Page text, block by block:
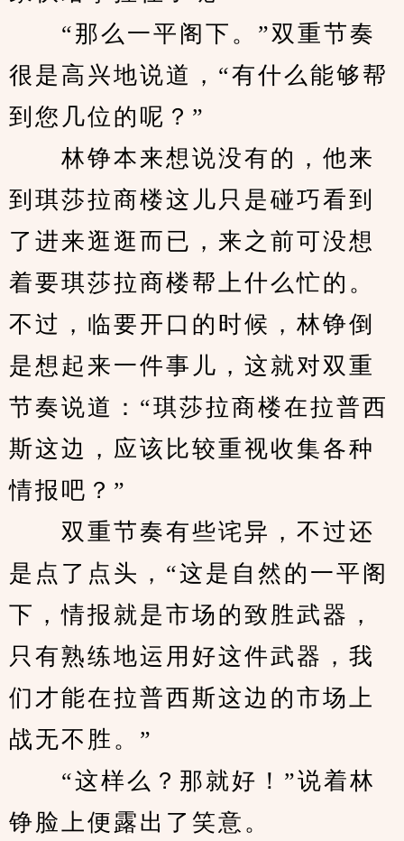
“那么一平阁下。”双重节奏
很是高兴地说道，“有什么能够帮
到您几位的呢？”
林铮本来想说没有的，他来
到琪莎拉商楼这儿只是碰巧看到
了进来逛逛而已，来之前可没想
着要琪莎拉商楼帮上什么忙的。
不过，临要开口的时候，林铮倒
是想起来一件事儿，这就对双重
节奏说道：“琪莎拉商楼在拉普西
斯这边，应该比较重视收集各种
情报吧？”
双重节奏有些诧异，不过还
是点了点头，“这是自然的一平阁
下，情报就是市场的致胜武器，
只有熟练地运用好这件武器，我
们才能在拉普西斯这边的市场上
战无不胜。”
“这样么？那就好！”说着林
铮脸上便露出了笑意。